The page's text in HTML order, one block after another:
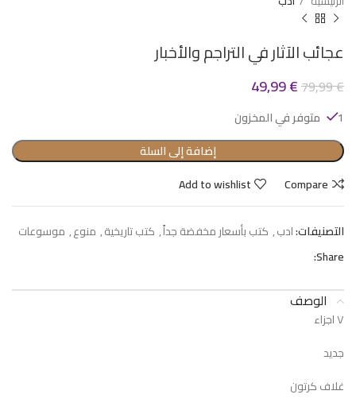
عجائب الآثار في التراجم والأخبار
79,99€
49,99€
1 متوفر في المخزون
إضافة إلى السلة
Compare
Add to wishlist
التصنيفات:ادب, كتب بأسعار مخفضة جداً, كتب تاريخية, منوع, موسوعات
Share:
الوصف
٧ اجزاء
جديد
غلاف كرتون